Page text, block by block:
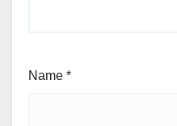
Name *